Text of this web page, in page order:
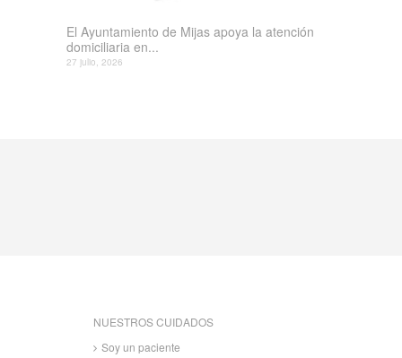
El Ayuntamiento de Mijas apoya la atención
domiciliaria en...
27 julio, 2026
NUESTROS CUIDADOS
Soy un paciente